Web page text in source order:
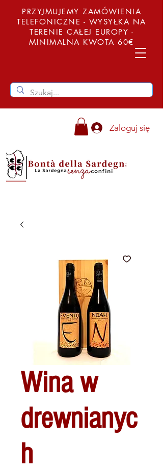
PRZYJMUJEMY ZAMÓWIENIA
TELEFONICZNE - WYSYŁKA NA
TERENIE CAŁEJ EUROPY -
MINIMALNA KWOTA 60€
Zaloguj się
Wina w
drewnianyc
h